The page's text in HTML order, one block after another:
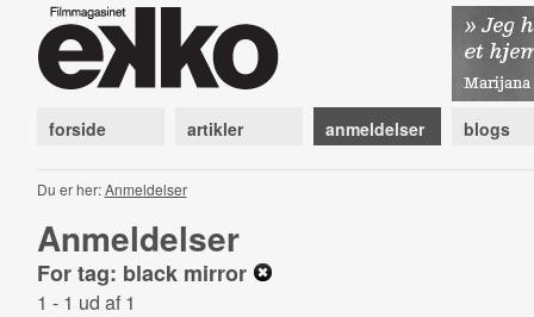
forside artikler anmeldelser blogs
Du er her:Anmeldelser
Anmeldelser
For tag: black mirror
1 - 1 ud af 1